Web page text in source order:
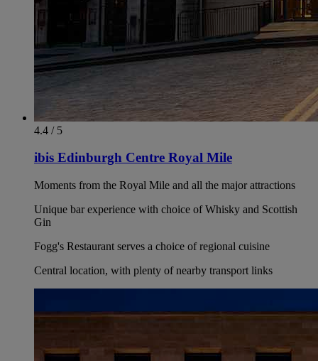
4.4 / 5
ibis Edinburgh Centre Royal Mile
Moments from the Royal Mile and all the major attractions
Unique bar experience with choice of Whisky and Scottish
Gin
Fogg's Restaurant serves a choice of regional cuisine
Central location, with plenty of nearby transport links